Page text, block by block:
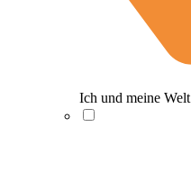
Ich und meine Welt